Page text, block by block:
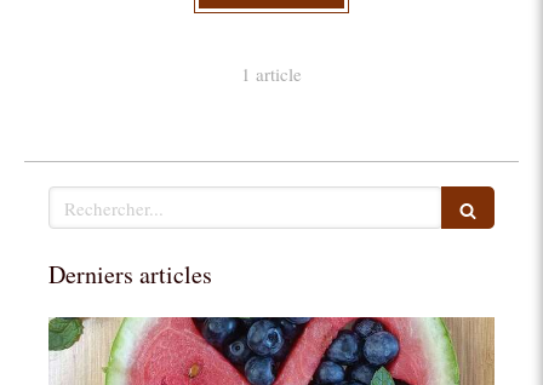
1 article
Rechercher
Derniers articles